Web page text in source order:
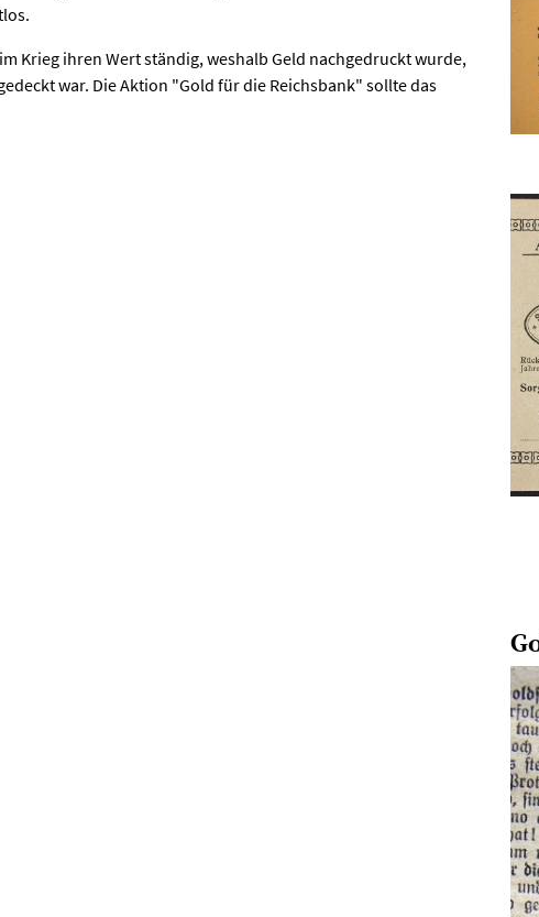
Krieg ihren Wert ständig, weshalb Geld nachgedruckt wurde,
war. Die Aktion "Gold für die Reichsbank" sollte das